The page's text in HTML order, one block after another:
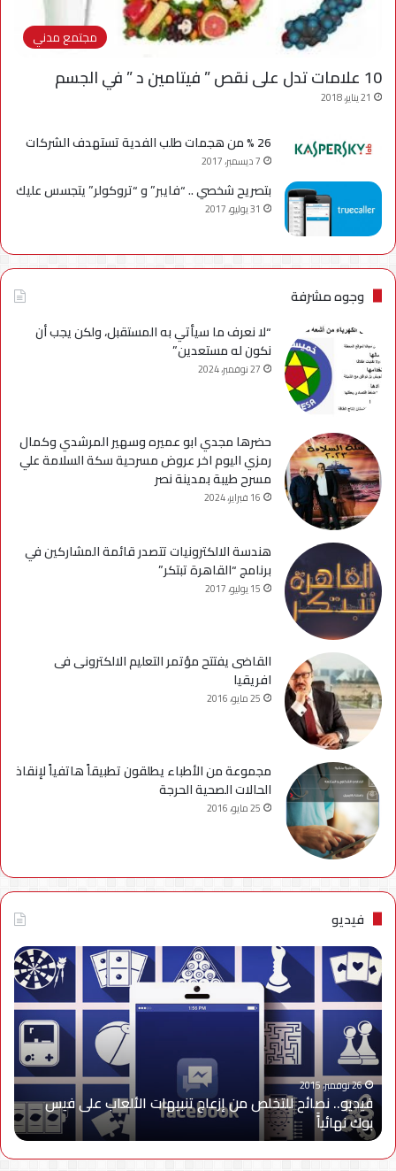
مجتمع مدني
10 علامات تدل على نقص ” فيتامين د ” في الجسم
21 يناير، 2018
26 % من هجمات طلب الفدية تستهدف الشركات
7 ديسمبر، 2017
بتصريح شخصي .. “فايبر” و “تروكولر” يتجسس عليك
31 يوليو، 2017
وجوه مشرفة
“لا نعرف ما سيأتي به المستقبل، ولكن يجب أن
نكون له مستعدين”
27 نوفمبر، 2024
حضرها مجدي ابو عميره وسهير المرشدي وكمال
رمزي اليوم اخر عروض مسرحية سكة السلامة علي
مسرح طيبة بمدينة نصر
16 فبراير، 2024
هندسة الالكترونيات تتصدر قائمة المشاركين في
برنامج “القاهرة تبتكر”
15 يوليو، 2017
القاضى يفتتح مؤتمر التعليم الالكترونى فى
افريقيا
25 مايو، 2016
مجموعة من الأطباء يطلقون تطبيقاً هاتفياً لإنقاذ
الحالات الصحية الحرجة
25 مايو، 2016
فيديو
فيديو..
نصائح
للتخلص
من
إزعاج
تنبيهات
الألعاب
على
فيس
بوك
نهائياًَ
26 نوفمبر، 2015
فيديو.. نصائح للتخلص من إزعاج تنبيهات الألعاب على فيس
بوك نهائياًَ